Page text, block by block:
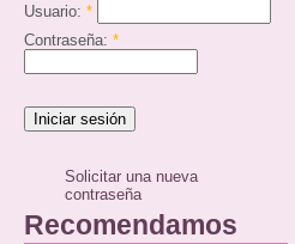
Usuario: *
Contraseña: *
Solicitar una nueva
contraseña
Recomendamos